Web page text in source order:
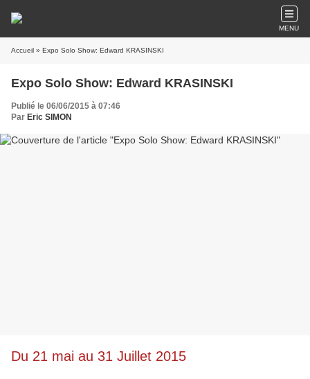
MENU
Accueil » Expo Solo Show: Edward KRASINSKI
Expo Solo Show: Edward KRASINSKI
Publié le 06/06/2015 à 07:46
Par Eric SIMON
Du 21 mai au 31 Juillet 2015